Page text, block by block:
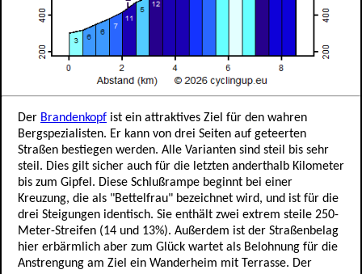
Der Brandenkopf ist ein attraktives Ziel für den wahren
Bergspezialisten. Er kann von drei Seiten auf geteerten
Straßen bestiegen werden. Alle Varianten sind steil bis sehr
steil. Dies gilt sicher auch für die letzten anderthalb Kilometer
bis zum Gipfel. Diese Schlußrampe beginnt bei einer
Kreuzung, die als "Bettelfrau" bezeichnet wird, und ist für die
drei Steigungen identisch. Sie enthält zwei extrem steile 250-
Meter-Streifen (14 und 13%). Außerdem ist der Straßenbelag
hier erbärmlich aber zum Glück wartet als Belohnung für die
Anstrengung am Ziel ein Wanderheim mit Terrasse. Der